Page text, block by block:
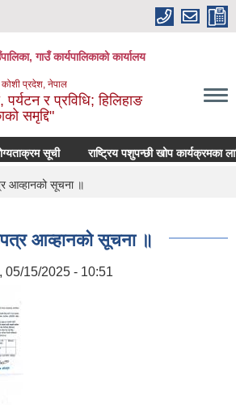
गाउँ कार्यपालिकाको कार्यालय
कोशी प्रदेश, नेपाल
पर्यटन र प्रविधि; हिलिहाङ
समृद्दि"
सूची राष्ट्रिय पशुपन्छी खोप
आव्हानको सूचना ॥
आव्हानको सूचना ॥
05/15/2025 - 10:51